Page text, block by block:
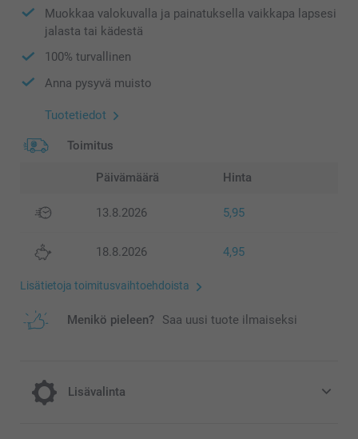
Muokkaa valokuvalla ja painatuksella vaikkapa lapsesi
jalasta tai kädestä
100% turvallinen
Anna pysyvä muisto
Tuotetiedot
Toimitus
Päivämäärä Hinta
13.8.2026 5,95
18.8.2026 4,95
Lisätietoja toimitusvaihtoehdoista
Menikö pieleen? Saa uusi tuote ilmaiseksi
Lisävalinta